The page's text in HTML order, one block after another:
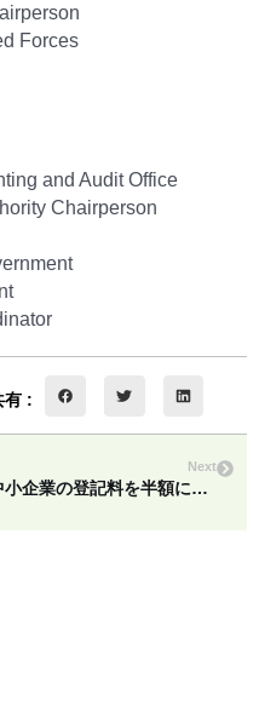
Forces
and Audit Office
Chairperson
有 :
Next
中小企業の登記料を半額に＝-計画・財務次官